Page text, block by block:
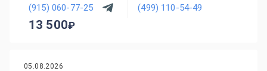
(915) 060-77-25 (499) 110-54-49
13 500
05.08.2026